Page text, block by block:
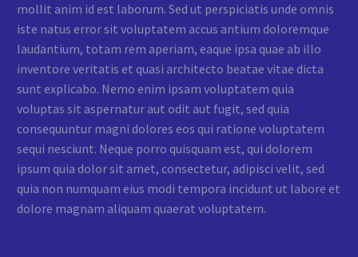
mollit anim id est laborum. Sed ut perspiciatis unde omnis
iste natus error sit voluptatem accus antium doloremque
laudantium, totam rem aperiam, eaque ipsa quae ab illo
inventore veritatis et quasi architecto beatae vitae dicta
sunt explicabo. Nemo enim ipsam voluptatem quia
voluptas sit aspernatur aut odit aut fugit, sed quia
consequuntur magni dolores eos qui ratione voluptatem
sequi nesciunt. Neque porro quisquam est, qui dolorem
ipsum quia dolor sit amet, consectetur, adipisci velit, sed
quia non numquam eius modi tempora incidunt ut labore et
dolore magnam aliquam quaerat voluptatem.